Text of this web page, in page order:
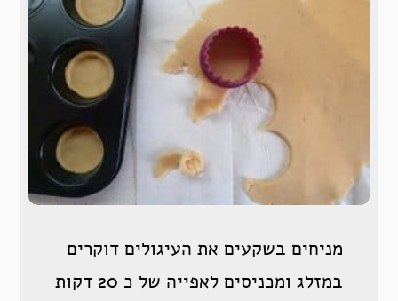
מניחים בשקעים את העיגולים דוקרים
במזלג ומכניסים לאפייה של כ 20 דקות